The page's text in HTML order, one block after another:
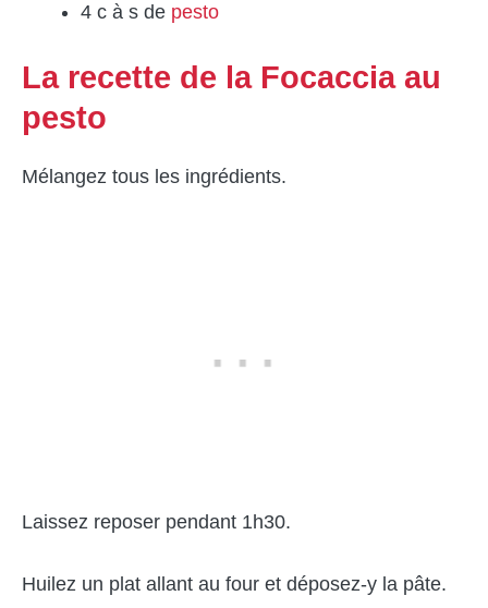
4 c à s de pesto
La recette de la Focaccia au
pesto
Mélangez tous les ingrédients.
Laissez reposer pendant 1h30.
Huilez un plat allant au four et déposez-y la pâte.